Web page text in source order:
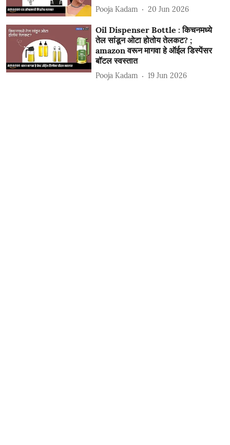
Pooja Kadam 20 Jun 2026
Oil Dispenser Bottle : किचनमध्ये
तेल सांडून ओटा होतोय तेलकट? ;
amazon वरून मागवा हे ऑईल डिस्पेंसर
बॉटल स्वस्तात
Pooja Kadam 19 Jun 2026